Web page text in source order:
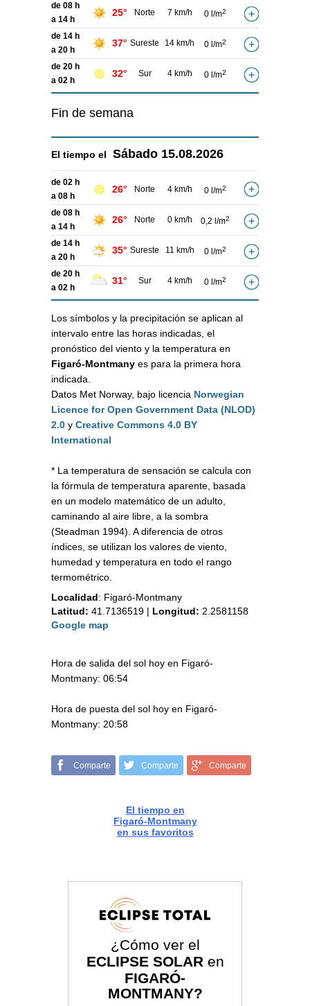
de 08 h
a 14 h
25° Norte 7 km/h 0 l/m2
de 14 h
a 20 h
37° Sureste 14 km/h 0 l/m2
de 20 h
a 02 h
32° Sur 4 km/h 0 l/m2
Fin de semana
El tiempo el Sábado 15.08.2026
de 02 h
a 08 h
26° Norte 4 km/h 0 l/m2
de 08 h
a 14 h
26° Norte 0 km/h 0,2 l/m2
de 14 h
a 20 h
35° Sureste 11 km/h 0 l/m2
de 20 h
a 02 h
31° Sur 4 km/h 0 l/m2
Los símbolos y la precipitación se aplican al
intervalo entre las horas indicadas, el
pronóstico del viento y la temperatura en
Figaró-Montmany es para la primera hora
indicada.
Datos Met Norway, bajo licencia Norwegian
Licence for Open Government Data (NLOD)
2.0 y Creative Commons 4.0 BY
International
* La temperatura de sensación se calcula con
la fórmula de temperatura aparente, basada
en un modelo matemático de un adulto,
caminando al aire libre, a la sombra
(Steadman 1994). A diferencia de otros
índices, se utilizan los valores de viento,
humedad y temperatura en todo el rango
termométrico.
Localidad: Figaró-Montmany
Latitud: 41.7136519 | Longitud: 2.2581158
Google map
Hora de salida del sol hoy en Figaró-
Montmany: 06:54
Hora de puesta del sol hoy en Figaró-
Montmany: 20:58
Comparte Comparte Comparte
El tiempo en
Figaró-Montmany
en sus favoritos
¿Cómo ver el
ECLIPSE SOLAR en
FIGARÓ-
MONTMANY?